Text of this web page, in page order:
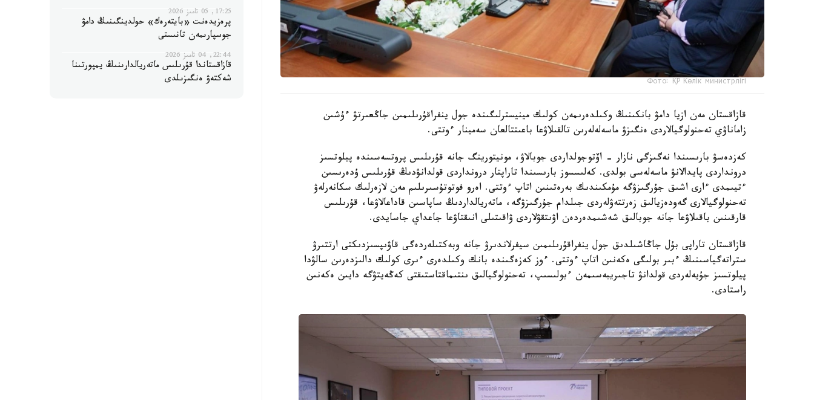
Фото: ҚР Көлік министрлігі
قازاقستان مەن ازيا دامۋ بانكىنىڭ وكىلدەرىمەن كولىك مينيسترلىگىندە جول ينفراقۇرىلىمىن جاڭعىرتۋ ءۇشىن
زاماناۋي تەحنولوگيالاردى ەنگىزۋ ماسەلەلەرىن تالقىلاۋعا باعىتتالعان سەمينار ءوتتى.
كەزدەسۋ بارىسىندا نەگىزگى نازار - اۆتوجولداردى جوبالاۋ، مونيتورينگ جانە قۇرىلىس پروتسەسىندە پيلوتسىز
درونداردى پايدالانۋ ماسەلەسى بولدى. كەلىسسوز بارىسىندا تاراپتار درونداردى قولدانۋدىڭ قۇرىلىس ۇدەرىسىن
ءتيىمدى ءارى اشىق جۇرگىزۋگە مۇمكىندىك بەرەتىنىن اتاپ ءوتتى. اەرو فوتوتۇسىرىلىم مەن لازەرلىك سكانەرلەۋ
تەحنولوگيالارى گەودەزيالىق زەرتتەۋلەردى جىلدام جۇرگىزۋگە، ماتەريالداردىڭ ساپاسىن قاداعالاۋعا، قۇرىلىس
قارقىنىن باقىلاۋعا جانە جوبالىق شەشىمدەردەن اۋىتقۋلاردى ۋاقىتىلى انىقتاۋعا جاعداي جاسايدى.
قازاقستان تاراپى بۇل جاڭاشىلدىق جول ينفراقۇرىلىمىن سيفرلاندىرۋ جانە وبەكتىلەردەگى قاۋىپسىزدىكتى ارتتىرۋ
ستراتەگياسىنىڭ ءبىر بولىگى ەكەنىن اتاپ ءوتتى. ءوز كەزەگىندە بانك وكىلدەرى ءىرى كولىك دالىزدەرىن سالۋدا
پيلوتسىز جۇيەلەردى قولدانۋ تاجىريبەسىمەن ءبولىسىپ، تەحنولوگيالىق ىنتىماقتاستىقتى كەڭەيتۋگە دايىن ەكەنىن
راستادى.
17:25, 05 تامىز 2026
پرەزيدەنت «بايتەرەك» حولدينگىنىڭ دامۋ
جوسپارىمەن تانىستى
22:44, 04 تامىز 2026
قازاقستاندا قۇرىلىس ماتەريالدارىنىڭ يمپورتىنا
شەكتەۋ ەنگىزىلدى